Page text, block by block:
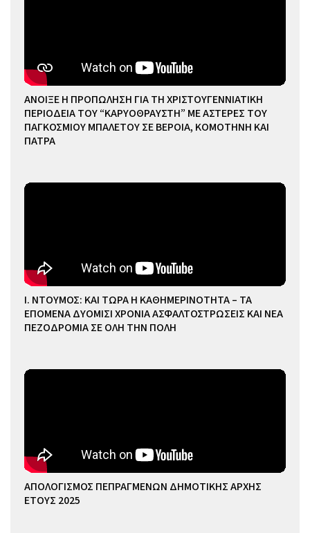
ΑΝΟΙΞΕ Η ΠΡΟΠΩΛΗΣΗ ΓΙΑ ΤΗ ΧΡΙΣΤΟΥΓΕΝΝΙΑΤΙΚΗ
ΠΕΡΙΟΔΕΙΑ ΤΟΥ “ΚΑΡΥΟΘΡΑΥΣΤΗ” ΜΕ ΑΣΤΕΡΕΣ ΤΟΥ
ΠΑΓΚΟΣΜΙΟΥ ΜΠΑΛΕΤΟΥ ΣΕ ΒΕΡΟΙΑ, ΚΟΜΟΤΗΝΗ ΚΑΙ
ΠΑΤΡΑ
Ι. ΝΤΟΥΜΟΣ: ΚΑΙ ΤΩΡΑ Η ΚΑΘΗΜΕΡΙΝΟΤΗΤΑ – ΤΑ
ΕΠΟΜΕΝΑ ΔΥΟΜΙΣΙ ΧΡΟΝΙΑ ΑΣΦΑΛΤΟΣΤΡΩΣΕΙΣ ΚΑΙ ΝΕΑ
ΠΕΖΟΔΡΟΜΙΑ ΣΕ ΟΛΗ ΤΗΝ ΠΟΛΗ
ΑΠΟΛΟΓΙΣΜΟΣ ΠΕΠΡΑΓΜΕΝΩΝ ΔΗΜΟΤΙΚΗΣ ΑΡΧΗΣ
ΕΤΟΥΣ 2025